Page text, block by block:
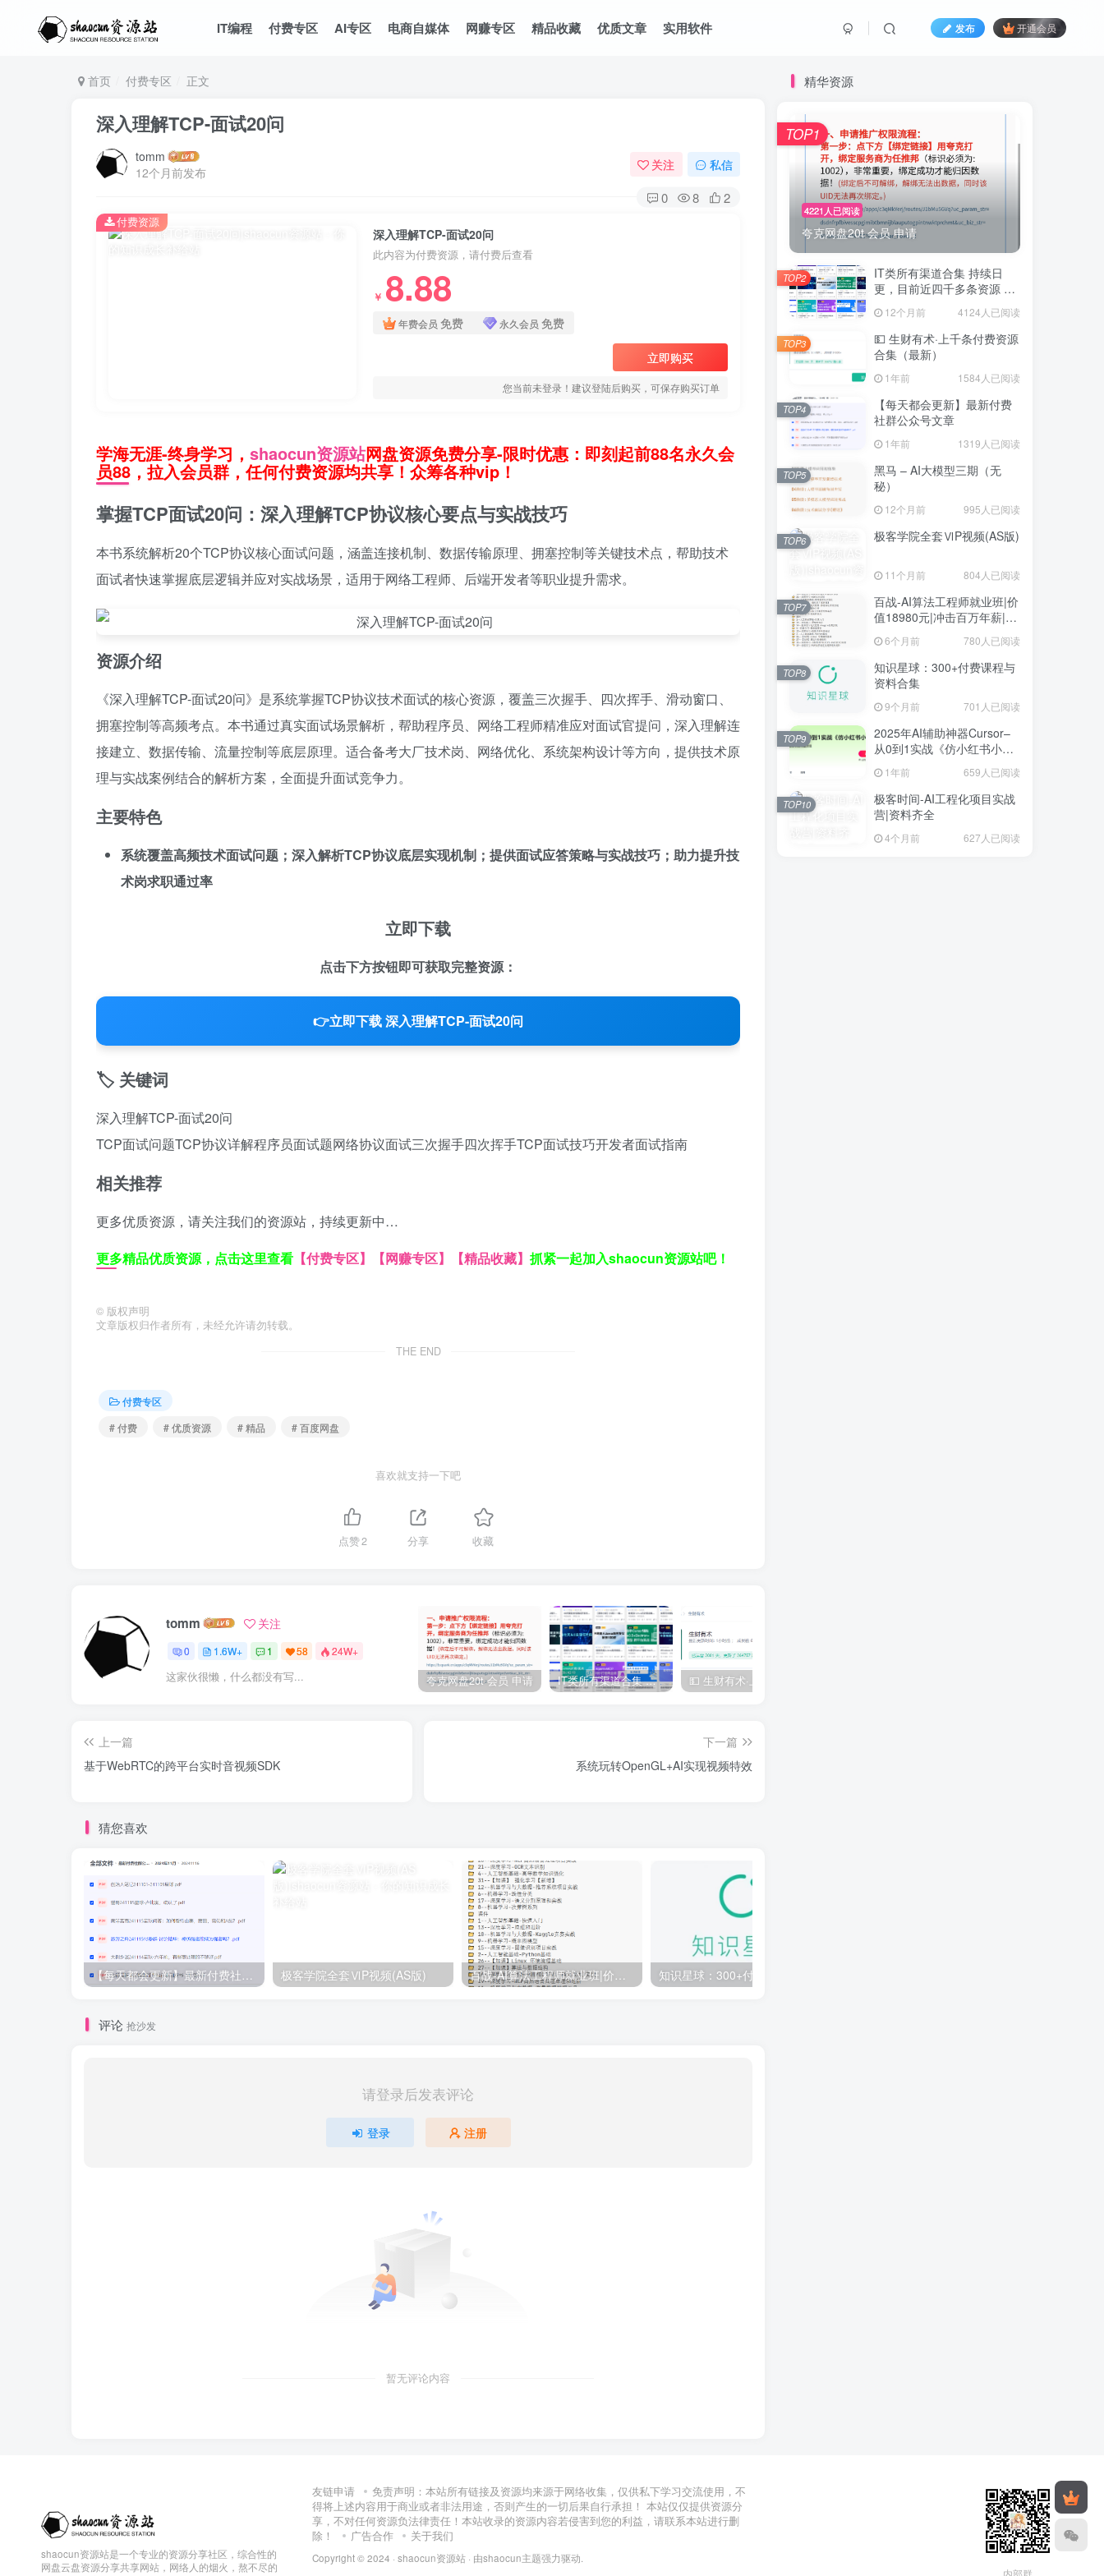
IT编程 付费专区 AI专区 电商自媒体 网赚专区 精品收藏 优质文章 实用软件 发布 开通会员
首页 付费专区 正文
深入理解TCP-面试20问
tomm
12个月前发布
关注 私信
0 8 2
深入理解TCP-面试20问
此内容为付费资源，请付费后查看
￥ 8.88
年费会员 免费 永久会员 免费
立即购买
您当前未登录！建议登陆后购买，可保存购买订单
付费资源
学海无涯-终身学习， shaocun资源站网盘资源免费分享-限时优惠：即刻起前88名永久会
员88，拉入会员群，任何付费资源均共享！众筹各种vip！
掌握TCP面试20问：深入理解TCP协议核心要点与实战技巧
本书系统解析20个TCP协议核心面试问题，涵盖连接机制、数据传输原理、拥塞控制等关键技术点，帮助技术
面试者快速掌握底层逻辑并应对实战场景，适用于网络工程师、后端开发者等职业提升需求。
资源介绍
《深入理解TCP-面试20问》是系统掌握TCP协议技术面试的核心资源，覆盖三次握手、四次挥手、滑动窗口、
拥塞控制等高频考点。本书通过真实面试场景解析，帮助程序员、网络工程师精准应对面试官提问，深入理解连
接建立、数据传输、流量控制等底层原理。适合备考大厂技术岗、网络优化、系统架构设计等方向，提供技术原
理与实战案例结合的解析方案，全面提升面试竞争力。
主要特色
系统覆盖高频技术面试问题；深入解析TCP协议底层实现机制；提供面试应答策略与实战技巧；助力提升技
术岗求职通过率
立即下载
点击下方按钮即可获取完整资源：
👉立即下载 深入理解TCP-面试20问
🏷️ 关键词
深入理解TCP-面试20问
TCP面试问题TCP协议详解程序员面试题网络协议面试三次握手四次挥手TCP面试技巧开发者面试指南
相关推荐
更多优质资源，请关注我们的资源站，持续更新中…
更多精品优质资源，点击这里查看 【付费专区】 【网赚专区】 【精品收藏】 抓紧一起加入shaocun资源站吧！
© 版权声明
文章版权归作者所有，未经允许请勿转载。
THE END
付费专区
# 付费
# 优质资源 # 精品 # 百度网盘
喜欢就支持一下吧
点赞2 分享 收藏
tomm 关注
0 1.6W+ 1 58 24W+
这家伙很懒，什么都没有写... 夸克网盘20t 会员 申请 IT类所有渠道合集 持续日更，目前近四千多条资源 年费用户微信私信获取权限
上一篇
基于WebRTC的跨平台实时音视频SDK
下一篇
系统玩转OpenGL+AI实现视频特效
猜您喜欢
【每天都会更新】最新付费社群公众号文章 极客学院全套ⅥP视频(AS版) 百战-AI算法工程师就业班|价值18980元|冲击百万年薪|完结无秘
评论 抢沙发
请登录后发表评论
登录 注册
暂无评论内容
精华资源
4221人已阅读
夸克网盘20t 会员 申请
TOP1
IT类所有渠道合集 持续日
更，目前近四千多条资源 年
12个月前 4124人已阅读
TOP2
💵 生财有术·上千条付费资源
合集（最新）
1年前 1584人已阅读
TOP3
【每天都会更新】最新付费
社群公众号文章
1年前 1319人已阅读
TOP4
黑马 – AI大模型三期（无
秘）
12个月前 995人已阅读
TOP5
极客学院全套ⅥP视频(AS版)
11个月前 804人已阅读
TOP6
百战-AI算法工程师就业班|价
值18980元|冲击百万年薪|完
结无秘
6个月前 780人已阅读
TOP7
知识星球：300+付费课程与
资料合集
9个月前 701人已阅读
TOP8
2025年AI辅助神器Cursor–
从0到1实战《仿小红书小程
序》1年前 659人已阅读
TOP9
极客时间-AI工程化项目实战
营|资料齐全
4个月前 627人已阅读
TOP10
shaocun资源站是一个专业的资源分享社区，综合性的
网盘云盘资源分享共享网站，网络人的烟火，熬不尽的
友链申请
免责声明：本站所有链接及资源均来源于网络收集，仅供私下学习交流使用，不
得将上述内容用于商业或者非法用途，否则产生的一切后果自行承担！ 本站仅仅提供资源分
享，不对任何资源负法律责任！本站收录的资源内容若侵害到您的利益，请联系本站进行删
除！
广告合作 关于我们
Copyright © 2024 · shaocun资源站 · 由shaocun主题强力驱动.